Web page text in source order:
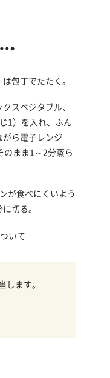
包丁でたたく。
スベジタブル、
1）を入れ、ふん
がら電子レンジ
のまま1～2分蒸ら
が食べにくいよう
切る。
いて
します。